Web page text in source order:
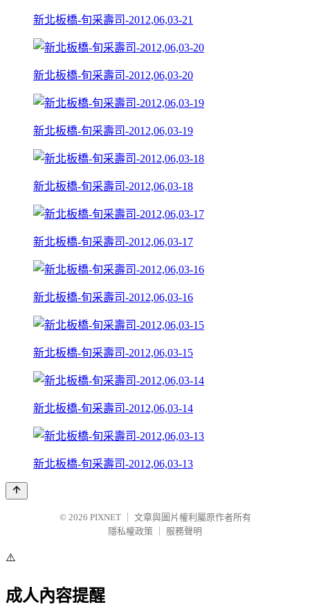
新北板橋-旬采壽司-2012,06,03-21
新北板橋-旬采壽司-2012,06,03-20
新北板橋-旬采壽司-2012,06,03-19
新北板橋-旬采壽司-2012,06,03-18
新北板橋-旬采壽司-2012,06,03-17
新北板橋-旬采壽司-2012,06,03-16
新北板橋-旬采壽司-2012,06,03-15
新北板橋-旬采壽司-2012,06,03-14
新北板橋-旬采壽司-2012,06,03-13
© 2026 PIXNET
文章與圖片權利屬原作者所有
隱私權政策
服務聲明
⚠️
成人內容提醒